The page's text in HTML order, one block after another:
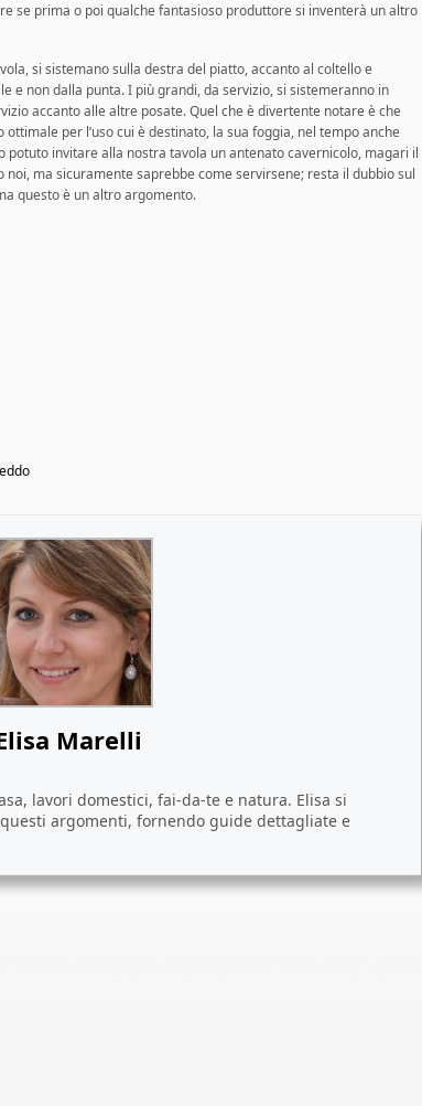
se prima o poi qualche fantasioso produttore si inventerà un altro
si sistemano sulla destra del piatto, accanto al coltello e
e non dalla punta. I più grandi, da servizio, si sistemeranno in
accanto alle altre posate. Quel che è divertente notare è che
per l’uso cui è destinato, la sua foggia, nel tempo anche
potuto invitare alla nostra tavola un antenato cavernicolo, magari il
ma sicuramente saprebbe come servirsene; resta il dubbio sul
questo è un altro argomento.
Marelli
lavori domestici, fai-da-te e natura. Elisa si
argomenti, fornendo guide dettagliate e